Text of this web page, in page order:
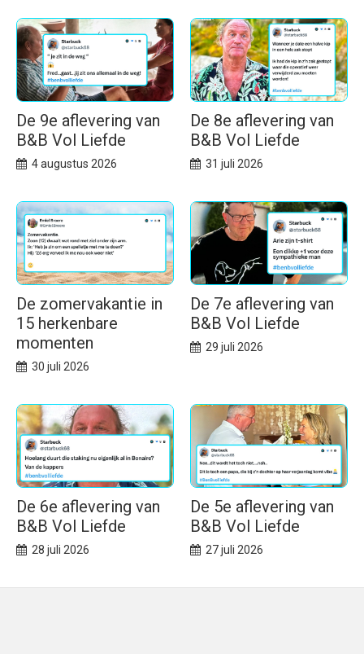
De 9e aflevering van
B&B Vol Liefde
4 augustus 2026
De 8e aflevering van
B&B Vol Liefde
31 juli 2026
De zomervakantie in
15 herkenbare
momenten
30 juli 2026
De 7e aflevering van
B&B Vol Liefde
29 juli 2026
De 6e aflevering van
B&B Vol Liefde
28 juli 2026
De 5e aflevering van
B&B Vol Liefde
27 juli 2026